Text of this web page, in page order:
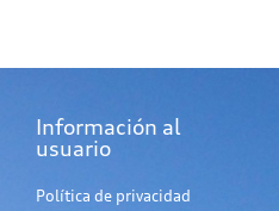
Información al
usuario
Política de privacidad